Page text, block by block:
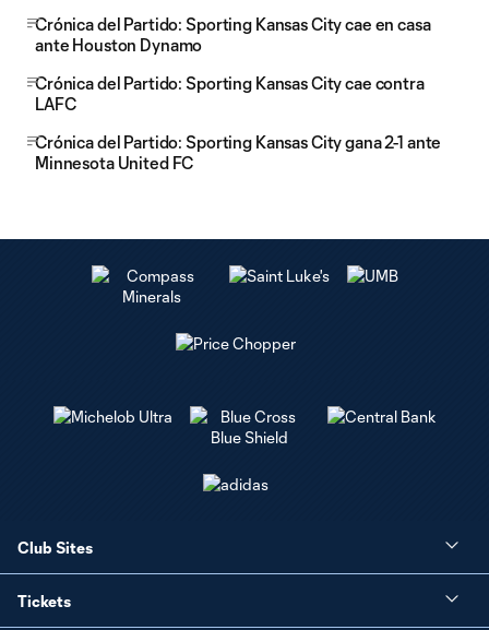
Crónica del Partido: Sporting Kansas City cae en casa
ante Houston Dynamo
Crónica del Partido: Sporting Kansas City cae contra
LAFC
Crónica del Partido: Sporting Kansas City gana 2-1 ante
Minnesota United FC
Club Sites
Tickets